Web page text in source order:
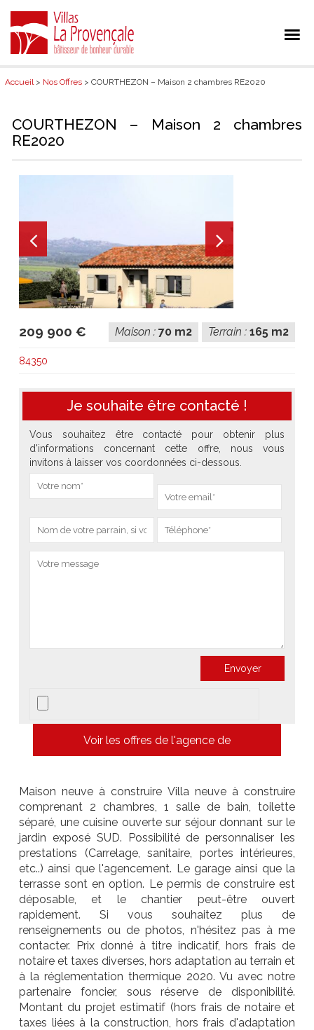
Accueil> Nos Offres > COURTHEZON – Maison 2 chambres RE2020
COURTHEZON – Maison 2 chambres
RE2020
209 900 € Terrain : 165 m2
Maison : 70 m2
84350
Je souhaite être contacté !
Vous souhaitez être contacté pour obtenir plus
d'informations concernant cette offre, nous vous
invitons à laisser vos coordonnées ci-dessous.
Voir les offres de l'agence de
Maison neuve à construire Villa neuve à construire
comprenant 2 chambres, 1 salle de bain, toilette
séparé, une cuisine ouverte sur séjour donnant sur le
jardin exposé SUD. Possibilité de personnaliser les
prestations (Carrelage, sanitaire, portes intérieures,
etc..) ainsi que l'agencement. Le garage ainsi que la
terrasse sont en option. Le permis de construire est
déposable, et le chantier peut-être ouvert
rapidement. Si vous souhaitez plus de
renseignements ou de photos, n'hésitez pas à me
contacter. Prix donné à titre indicatif, hors frais de
notaire et taxes diverses, hors adaptation au terrain et
à la réglementation thermique 2020. Vu avec notre
partenaire foncier, sous réserve de disponibilité.
Montant du projet estimatif (hors frais de notaire et
taxes liées à la construction, hors frais d'adaptation